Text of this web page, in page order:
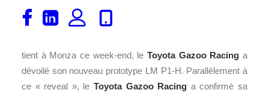
Les grands perdants des
prêts à répondre présent face à
tient à Monza ce week-end, le ToyotaGazoo Racing a
dévoilé son nouveau prototype LM P1-H. Parallèlement à
ce « reveal », le Toyota Gazoo Racing a confirmé sa